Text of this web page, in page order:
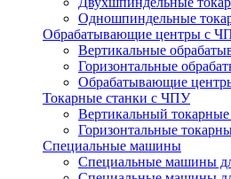
Одношпиндельные
Обрабатывающие центры с
Вертикальные
Горизонтальные
Обрабатывающие
Токарные станки с ЧПУ
Вертикальный
Горизонтальные
Специальные машины
Специальные машины